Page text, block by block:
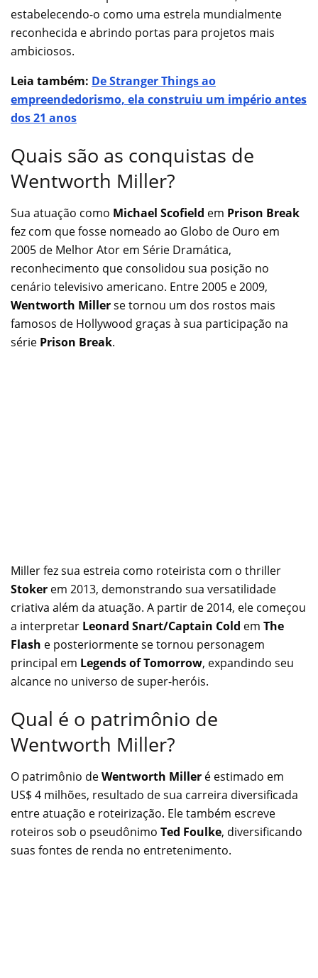
estabelecendo-o como uma estrela mundialmente
reconhecida e abrindo portas para projetos mais
ambiciosos.
Leia também: De Stranger Things ao
empreendedorismo, ela construiu um império antes
dos 21 anos
Quais são as conquistas de
Wentworth Miller?
Sua atuação como Michael Scofield em Prison Break
fez com que fosse nomeado ao Globo de Ouro em
2005 de Melhor Ator em Série Dramática,
reconhecimento que consolidou sua posição no
cenário televisivo americano. Entre 2005 e 2009,
Wentworth Millerse tornou um dos rostos mais
famosos de Hollywood graças à sua participação na
série Prison Break.
Miller fez sua estreia como roteirista com o thriller
Stoker em 2013, demonstrando sua versatilidade
criativa além da atuação. A partir de 2014, ele começou
a interpretar Leonard Snart/Captain Cold em The
Flash e posteriormente se tornou personagem
principal em Legends of Tomorrow, expandindo seu
alcance no universo de super-heróis.
Qual é o patrimônio de
Wentworth Miller?
O patrimônio deWentworth Miller é estimado em
US$ 4 milhões, resultado de sua carreira diversificada
entre atuação e roteirização. Ele também escreve
roteiros sob o pseudônimo Ted Foulke, diversificando
suas fontes de renda no entretenimento.